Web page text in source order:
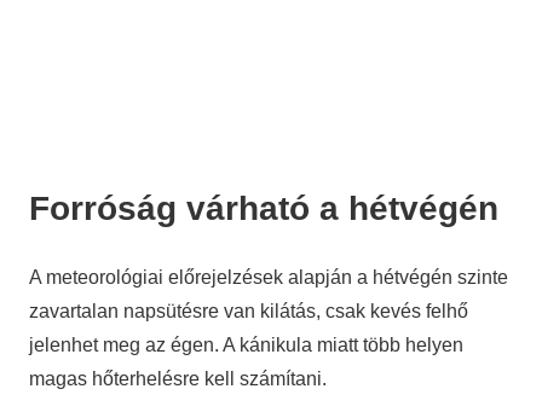
Forróság várható a hétvégén
A meteorológiai előrejelzések alapján a hétvégén szinte
zavartalan napsütésre van kilátás, csak kevés felhő
jelenhet meg az égen. A kánikula miatt több helyen
magas hőterhelésre kell számítani.